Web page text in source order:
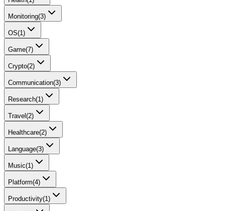
Monitoring(3)
OS(1)
Game(7)
Crypto(2)
Communication(3)
Research(1)
Travel (2)
Healthcare(2)
Language(3)
Music(1)
Platform(4)
Productivity(1)